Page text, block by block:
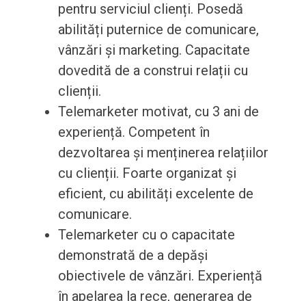
pentru serviciul clienți. Posedă
abilități puternice de comunicare,
vânzări și marketing. Capacitate
dovedită de a construi relații cu
clienții.
Telemarketer motivat, cu 3 ani de
experiență. Competent în
dezvoltarea și menținerea relațiilor
cu clienții. Foarte organizat și
eficient, cu abilități excelente de
comunicare.
Telemarketer cu o capacitate
demonstrată de a depăși
obiectivele de vânzări. Experiență
în apelarea la rece, generarea de